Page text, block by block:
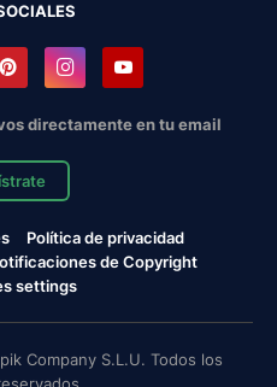
directamente en tu email
Política de privacidad
de Copyright
settings
Company S.L.U. Todos los